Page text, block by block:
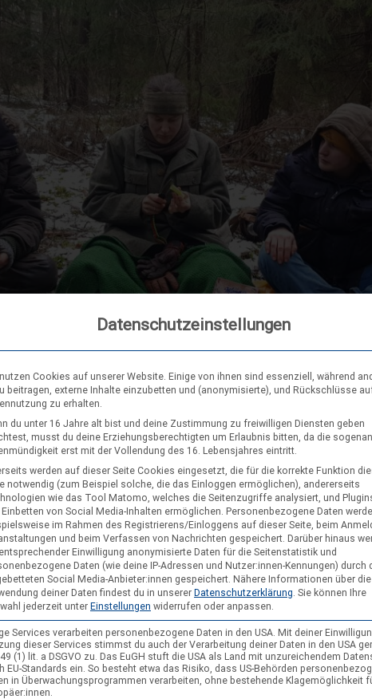
Foto: Frank Weller
Es liegt leichter Schnee
Datenschutzeinstellungen
Cookies auf unserer Website. Einige von ihnen sind essenziell, während
beitragen, externe Inhalte einzubetten und (anonymisierte), und Rückschlüsse
zu erhalten.
du unter 16 Jahre alt bist und deine Zustimmung zu freiwilligen Diensten geben
musst du deine Erziehungsberechtigten um Erlaubnis bitten, da die
erst mit der Vollendung des 16. Lebensjahres eintritt.
werden auf dieser Seite Cookies eingesetzt, die für die korrekte Funktion
notwendig (zum Beispiel solche, die das Einloggen ermöglichen), andererseits
wie das Tool Matomo, welches die Seitenzugriffe analysiert, und
Einbetten von Social Media-Inhalten ermöglichen. Personenbezogene Daten
im Rahmen des Registrierens/Einloggens auf dieser Seite, beim
und beim Verfassen von Nachrichten gespeichert. Darüber hinaus
Einwilligung anonymisierte Daten für die Seitenstatistik und
Daten (wie deine IP-Adressen und Nutzer:innen-Kennungen) durch
Social Media-Anbieter:innen gespeichert. Nähere Informationen über die
deiner Daten findest du in unserer Datenschutzerklärung Sie können Ihre
jederzeit unter Einstellungen widerrufen oder anpassen.
Services verarbeiten personenbezogene Daten in den USA. Mit deiner
dieser Services stimmst du auch der Verarbeitung deiner Daten in den USA
(1) lit. a DSGVO zu. Das EuGH stuft die USA als Land mit unzureichendem
EU-Standards ein. So besteht etwa das Risiko, dass US-Behörden
in Überwachungsprogrammen verarbeiten, ohne bestehende Klagemöglichkeit